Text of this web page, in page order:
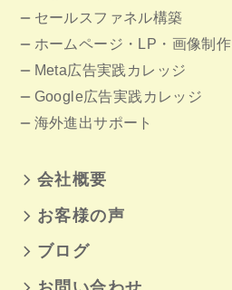
セールスファネル構築
ホームページ ・LP・画像制作
Meta広告実践カレッジ
Google広告実践カレッジ
海外進出サポート
会社概要
お客様の声
ブログ